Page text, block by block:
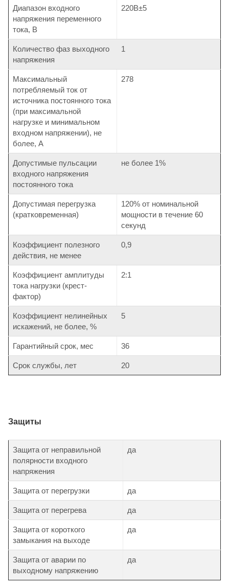
Диапазон входного
напряжения переменного
тока, В
220В±5
Количество фаз выходного
напряжения
1
Максимальный
потребляемый ток от
источника постоянного тока
(при максимальной
нагрузке и минимальном
входном напряжении), не
более, А
278
Допустимые пульсации
входного напряжения
постоянного тока
не более 1%
Допустимая перегрузка
(кратковременная)
120% от номинальной
мощности в течение 60
секунд
Коэффициент полезного
действия, не менее
0,9
Коэффициент амплитуды
тока нагрузки (крест-
фактор)
2:1
Коэффициент нелинейных
искажений, не более, %
5
Гарантийный срок, мес 36
Срок службы, лет 20
Защиты
Защита от неправильной
полярности входного
напряжения
да
Защита от перегрузки да
Защита от перегрева да
Защита от короткого
замыкания на выходе
да
Защита от аварии по
выходному напряжению
да